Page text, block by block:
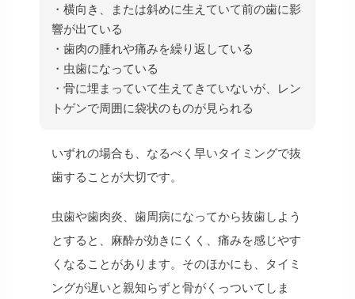
・横向き、または斜めに生えていて前の歯に影
響が出ている
・歯肉の腫れや痛みを繰り返している
・虫歯になっている
・骨に埋まっていて生えてきていないが、レン
トゲンで周囲に袋状のものが見られる
いずれの場合も、なるべく早いタイミングで抜
歯することが大切です。
虫歯や歯肉炎、歯周病になってから抜歯しよう
とすると、麻酔が効きにくく、痛みを感じやす
くなることがあります。そのほかにも、タイミ
ングが遅いと親知らずと骨がくっついてしま